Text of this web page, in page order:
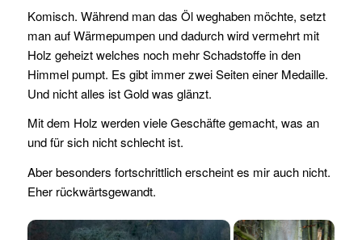
Komisch. Während man das Öl weghaben möchte, setzt
man auf Wärmepumpen und dadurch wird vermehrt mit
Holz geheizt welches noch mehr Schadstoffe in den
Himmel pumpt. Es gibt immer zwei Seiten einer Medaille.
Und nicht alles ist Gold was glänzt.
Mit dem Holz werden viele Geschäfte gemacht, was an
und für sich nicht schlecht ist.
Aber besonders fortschrittlich erscheint es mir auch nicht.
Eher rückwärtsgewandt.